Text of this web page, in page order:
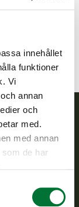
innehållet
funktioner
Vi
annan
och
med.
med annan
de har